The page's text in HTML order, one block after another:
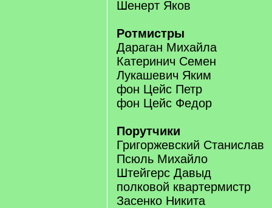
Шенерт Яков
Ротмистры
Дараган Михайла
Катеринич Семен
Лукашевич Яким
фон Цейс Петр
фон Цейс Федор
Порутчики
Григоржевский Станислав
Псюль Михайло
Штейгерс Давыд
полковой квартермистр
Засенко Никита